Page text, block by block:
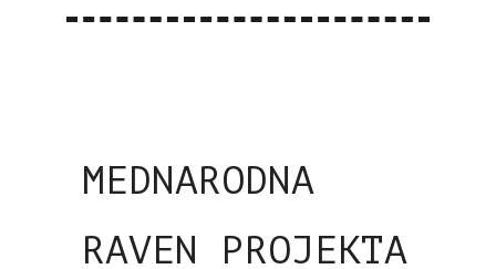
MEDNARODNA
RAVEN PROJEKTA